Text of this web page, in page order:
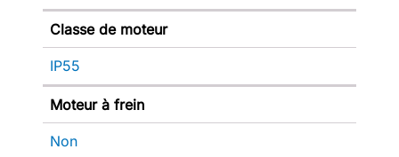
Classe de moteur
IP55
Moteur à frein
Non